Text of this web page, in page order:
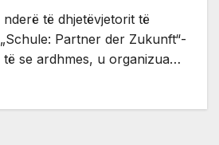
të dhjetëvjetorit të
Partner der Zukunft“-
se ardhmes, u organizua…